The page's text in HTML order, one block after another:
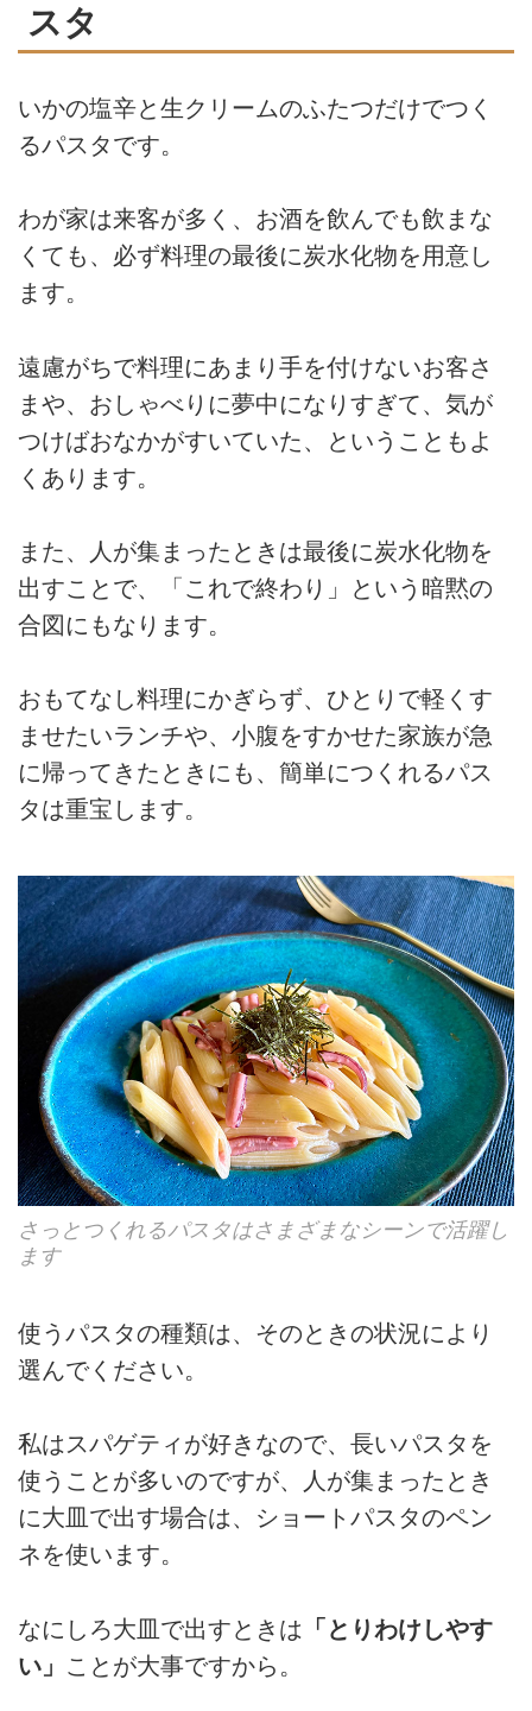
スタ
いかの塩辛と生クリームのふたつだけでつく
るパスタです。
わが家は来客が多く、お酒を飲んでも飲まな
くても、必ず料理の最後に炭水化物を用意し
ます。
遠慮がちで料理にあまり手を付けないお客さ
まや、おしゃべりに夢中になりすぎて、気が
つけばおなかがすいていた、ということもよ
くあります。
また、人が集まったときは最後に炭水化物を
出すことで、「これで終わり」という暗黙の
合図にもなります。
おもてなし料理にかぎらず、ひとりで軽くす
ませたいランチや、小腹をすかせた家族が急
に帰ってきたときにも、簡単につくれるパス
タは重宝します。
さっとつくれるパスタはさまざまなシーンで活躍し
ます
使うパスタの種類は、そのときの状況により
選んでください。
私はスパゲティが好きなので、長いパスタを
使うことが多いのですが、人が集まったとき
に大皿で出す場合は、ショートパスタのペン
ネを使います。
なにしろ大皿で出すときは 「とりわけしやす
い」 ことが大事ですから。